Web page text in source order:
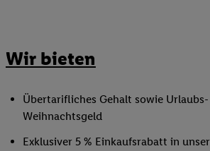
Wir bieten
Übertarifliches Gehalt sowie
Weihnachtsgeld
Exklusiver 5 % Einkaufsrabatt in